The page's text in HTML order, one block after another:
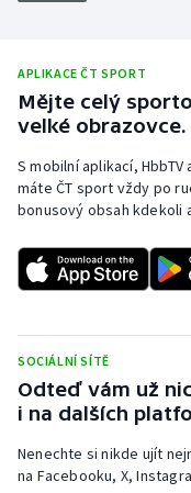
Plážový volejbal
Rychlobruslení
Rychlostní
Short track
Sportovní střelba
Triatlon
Vodní slalom
APLIKACE ČT SPORT
Mějte celý
velké obrazovce.
S mobilní aplikací,
máte ČT sport vždy po
bonusový obsah kdekoli
SOCIÁLNÍ SÍTĚ
Odteď vám už
i na dalších
Nenechte si nikde ujít
na Facebooku, X,